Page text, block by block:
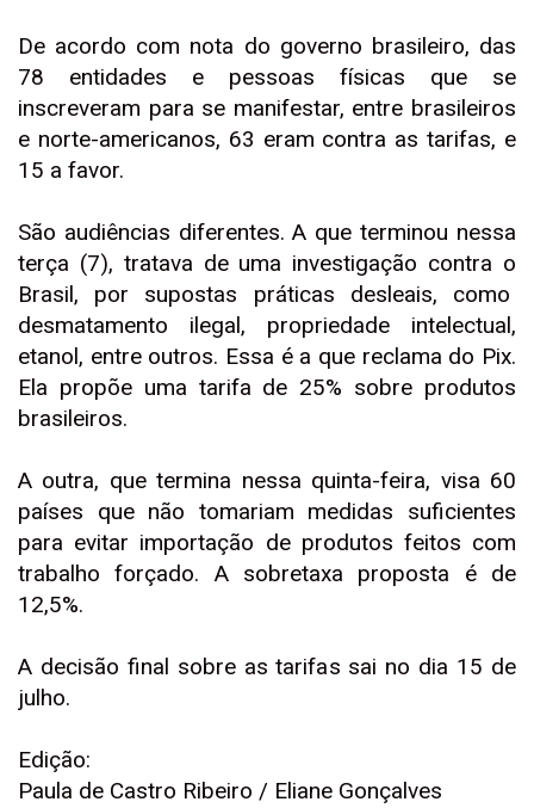
De acordo com nota do governo brasileiro, das
78 entidades e pessoas físicas que se
inscreveram para se manifestar, entre brasileiros
e norte-americanos, 63 eram contra as tarifas, e
15 a favor.
São audiências diferentes. A que terminou nessa
terça (7), tratava de uma investigação contra o
Brasil, por supostas práticas desleais, como
desmatamento ilegal, propriedade intelectual,
etanol, entre outros. Essa é a que reclama do Pix.
Ela propõe uma tarifa de 25% sobre produtos
brasileiros.
A outra, que termina nessa quinta-feira, visa 60
países que não tomariam medidas suficientes
para evitar importação de produtos feitos com
trabalho forçado. A sobretaxa proposta é de
12,5%.
A decisão final sobre as tarifas sai no dia 15 de
julho.
Edição:
Paula de Castro Ribeiro / Eliane Gonçalves